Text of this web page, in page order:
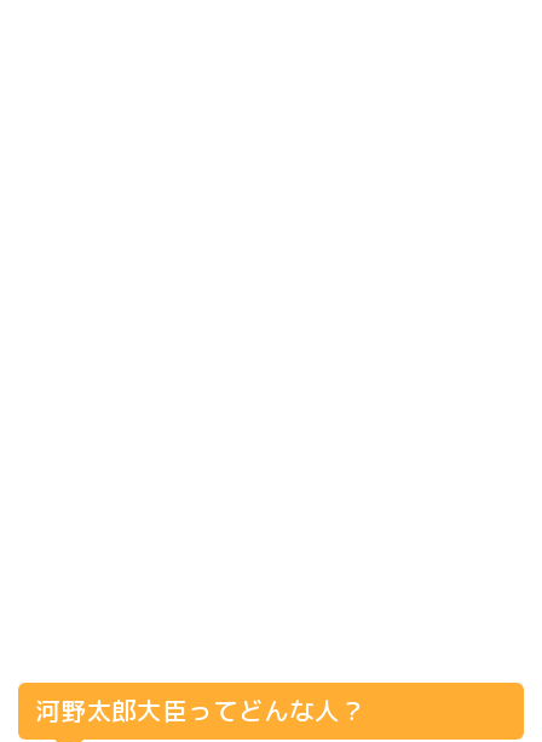
河野太郎大臣ってどんな人？